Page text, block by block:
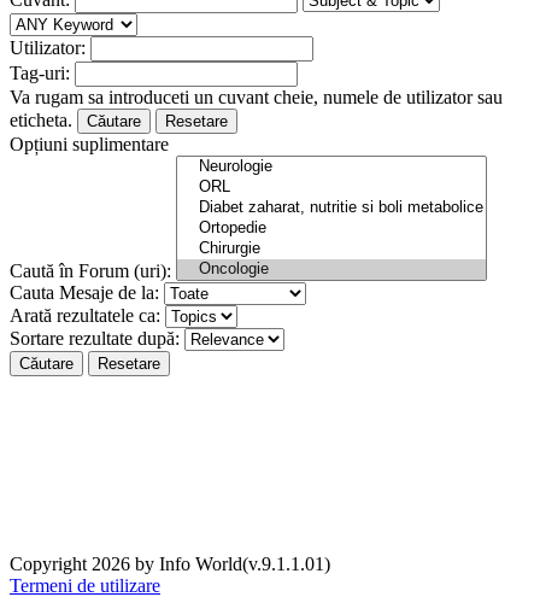
Utilizator:
Tag-uri:
Va rugam sa introduceti un cuvant cheie, numele de utilizator sau
eticheta.
Căutare Resetare
Opțiuni suplimentare
Caută în Forum (uri):
Cauta Mesaje de la:
Arată rezultatele ca:
Sortare rezultate după:
Căutare Resetare
Copyright 2026 by Info World(v.9.1.1.01)
Termeni de utilizare